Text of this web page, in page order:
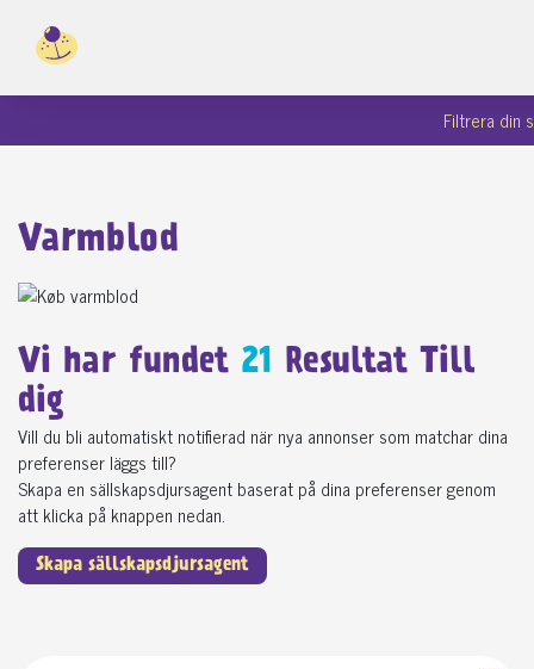
Filtrera din
Varmblod
Vi har fundet 21 Resultat Till
dig
Vill du bli automatiskt notifierad när nya annonser som matchar dina
preferenser läggs till?
Skapa en sällskapsdjursagent baserat på dina preferenser genom
att klicka på knappen nedan.
Skapa sällskapsdjursagent